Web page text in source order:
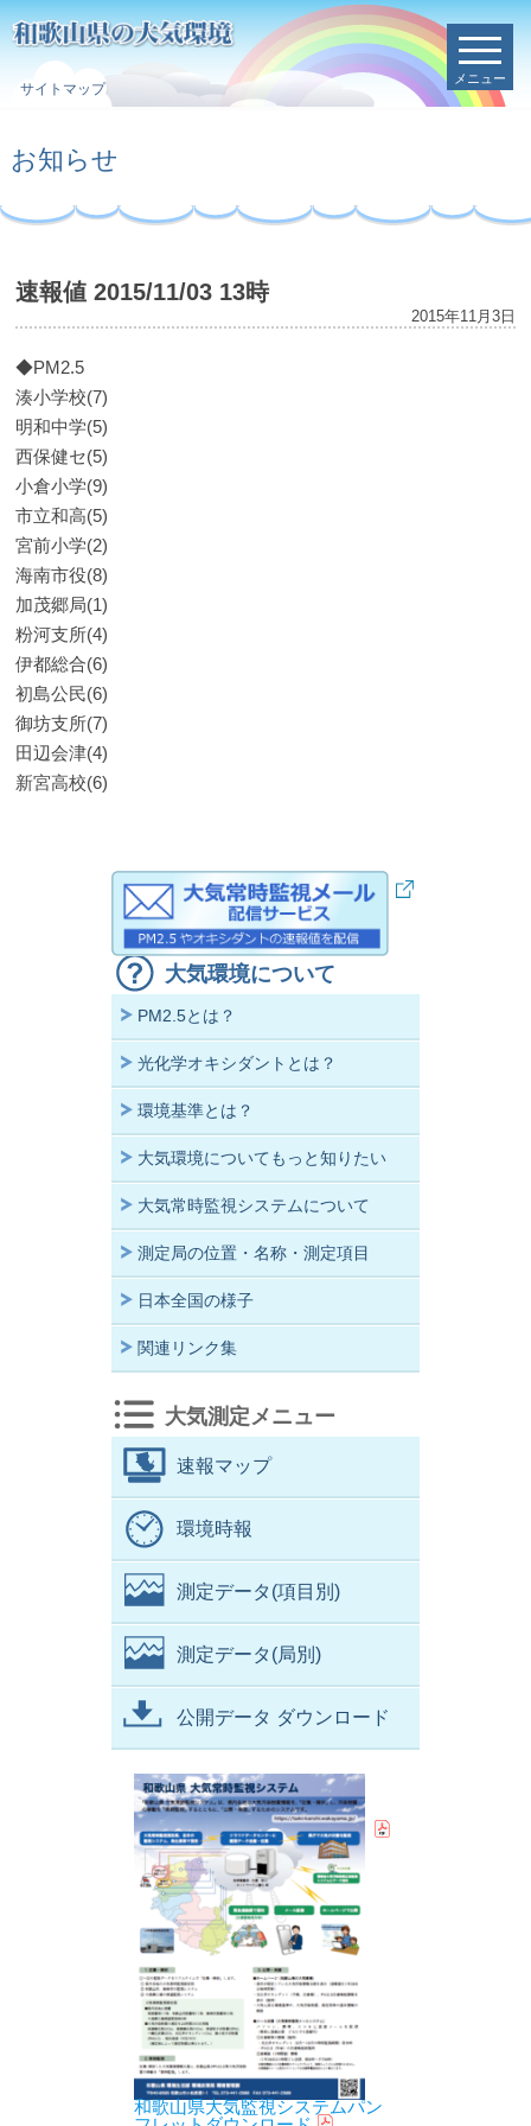
サイトマップ
メニュー
お知らせ
速報値 2015/11/03 13時
2015年11月3日
◆PM2.5
湊小学校(7)
明和中学(5)
西保健セ(5)
小倉小学(9)
市立和高(5)
宮前小学(2)
海南市役(8)
加茂郷局(1)
粉河支所(4)
伊都総合(6)
初島公民(6)
御坊支所(7)
田辺会津(4)
新宮高校(6)
大気環境について
PM2.5とは？
光化学オキシダントとは？
環境基準とは？
大気環境についてもっと知りたい
大気常時監視システムについて
測定局の位置・名称・測定項目
日本全国の様子
関連リンク集
大気測定メニュー
速報マップ
環境時報
測定データ(項目別)
測定データ(局別)
公開データ ダウンロード
和歌山県大気監視システムパン